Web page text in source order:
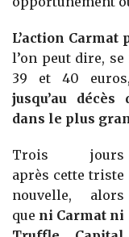
L’action Carmat
l’on peut dire,
39 et 40
jusqu’au
dans le plus
Trois jours
après cette triste
nouvelle, alors
que ni Carmat ni